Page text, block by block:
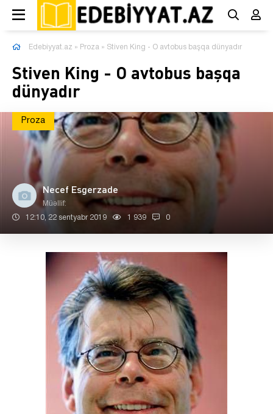
Edebiyyat.az » Proza » Stiven King - O avtobus başqa dünyadır
Stiven King - O avtobus başqa
dünyadır
Proza
Necef Esgerzade
Müəllif:
12:10, 22 sentyabr 2019 1 939 0